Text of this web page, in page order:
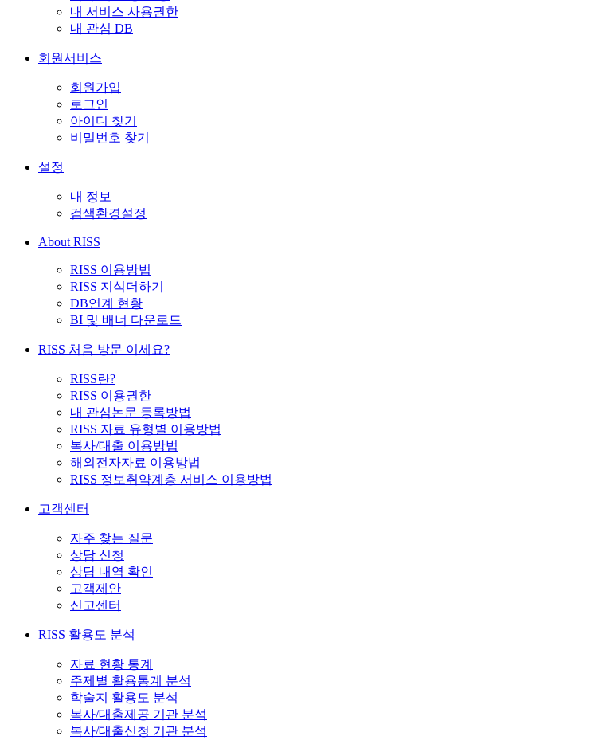
내 서비스 사용권한
내 관심 DB
회원서비스
회원가입
로그인
아이디 찾기
비밀번호 찾기
설정
내 정보
검색환경설정
About RISS
RISS 이용방법
RISS 지식더하기
DB연계 현황
BI 및 배너 다운로드
RISS 처음 방문 이세요?
RISS란?
RISS 이용권한
내 관심논문 등록방법
RISS 자료 유형별 이용방법
복사/대출 이용방법
해외전자자료 이용방법
RISS 정보취약계층 서비스 이용방법
고객센터
자주 찾는 질문
상담 신청
상담 내역 확인
고객제안
신고센터
RISS 활용도 분석
자료 현황 통계
주제별 활용통계 분석
학술지 활용도 분석
복사/대출제공 기관 분석
복사/대출신청 기관 분석